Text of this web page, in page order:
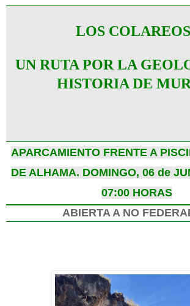
LOS
UN RUTA POR LA
HISTORIA DE
APARCAMIENTO FRENTE A
DE ALHAMA. DOMINGO, 06 de
07:00 HORAS
ABIERTA A NO